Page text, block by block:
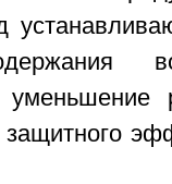
уменьшение